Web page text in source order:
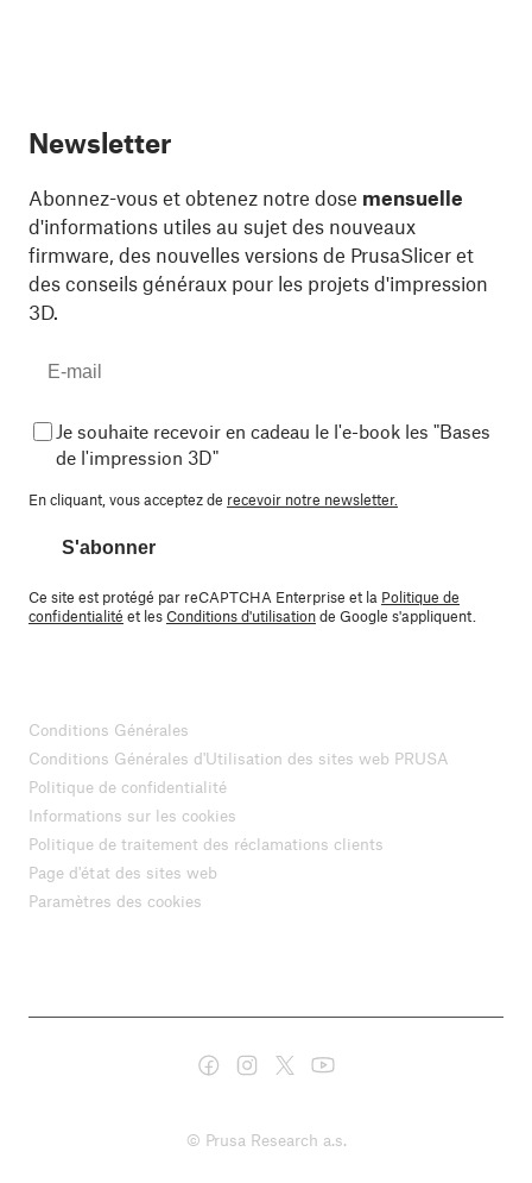
Newsletter
Abonnez-vous et obtenez notre dose mensuelle
d'informations utiles au sujet des nouveaux
firmware, des nouvelles versions de PrusaSlicer et
des conseils généraux pour les projets d'impression
3D.
Je souhaite recevoir en cadeau le l'e-book les "Bases
de l'impression 3D"
En cliquant, vous acceptez de recevoir notre newsletter.
S'abonner
Ce site est protégé par reCAPTCHA Enterprise et la Politique de
confidentialité et lesConditions d'utilisationde Google s'appliquent.
Conditions Générales
Conditions Générales d'Utilisation des sites web PRUSA
Politique de confidentialité
Informations sur les cookies
Politique de traitement des réclamations clients
Page d'état des sites web
Paramètres des cookies
© Prusa Research a.s.